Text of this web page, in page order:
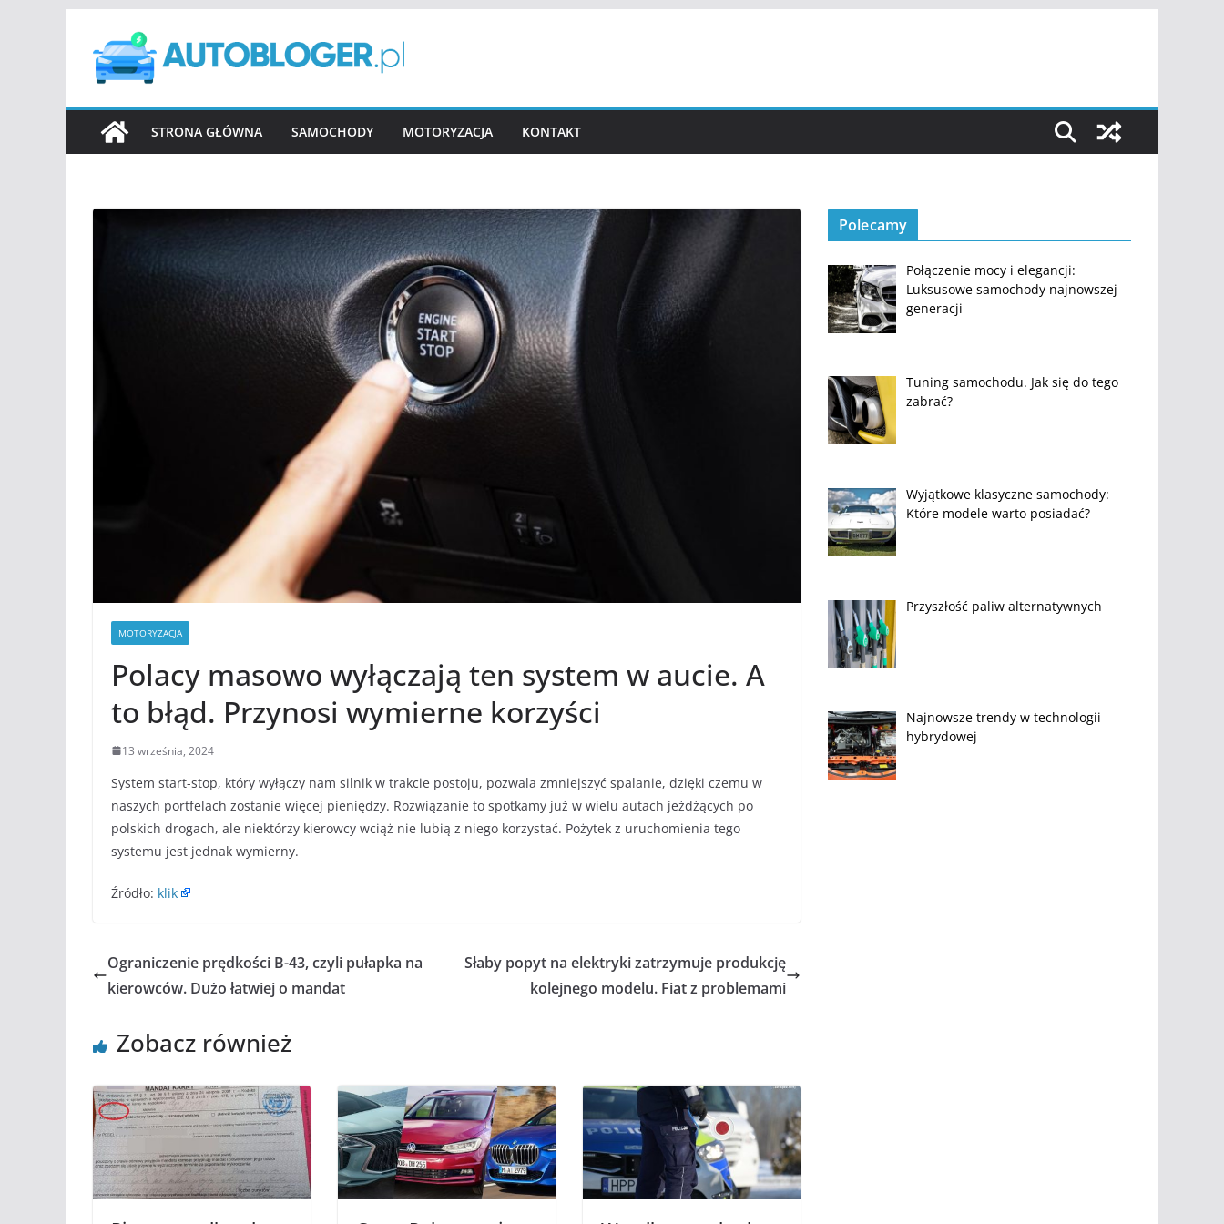
treści
STRONA GŁÓWNA SAMOCHODY MOTORYZACJA KONTAKT
MOTORYZACJA
Polacy masowo wyłączają ten system w aucie. A
to błąd. Przynosi wymierne korzyści
13 września, 2024
System start-stop, który wyłączy nam silnik w trakcie postoju, pozwala zmniejszyć spalanie, dzięki czemu w
naszych portfelach zostanie więcej pieniędzy. Rozwiązanie to spotkamy już w wielu autach jeżdżących po
polskich drogach, ale niektórzy kierowcy wciąż nie lubią z niego korzystać. Pożytek z uruchomienia tego
systemu jest jednak wymierny.
Źródło: klik
Ograniczenie prędkości B-43, czyli pułapka na
kierowców. Dużo łatwiej o mandat
Słaby popyt na elektryki zatrzymuje produkcję
kolejnego modelu. Fiat z problemami
Zobacz również
Polecamy
Połączenie mocy i elegancji:
Luksusowe samochody najnowszej
generacji
Tuning samochodu. Jak się do tego
zabrać?
Wyjątkowe klasyczne samochody:
Które modele warto posiadać?
Przyszłość paliw alternatywnych
Najnowsze trendy w technologii
hybrydowej